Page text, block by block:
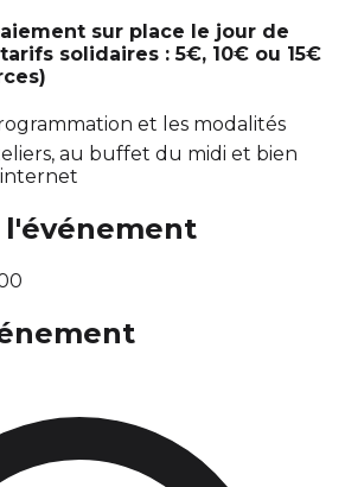
sur place le jour de
solidaires : 5€, 10€ ou 15€
et les modalités
au buffet du midi et bien
l'événement